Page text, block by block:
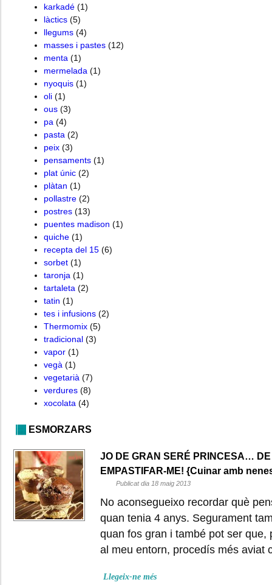
karkadé (1)
làctics (5)
llegums (4)
masses i pastes (12)
menta (1)
mermelada (1)
nyoquis (1)
oli (1)
ous (3)
pa (4)
pasta (2)
peix (3)
pensaments (1)
plat únic (2)
plàtan (1)
pollastre (2)
postres (13)
puentes madison (1)
quiche (1)
recepta del 15 (6)
sorbet (1)
taronja (1)
tartaleta (2)
tatin (1)
tes i infusions (2)
Thermomix (5)
tradicional (3)
vapor (1)
vegà (1)
vegetarià (7)
verdures (8)
xocolata (4)
ESMORZARS
JO DE GRAN SERÉ PRINCESA…
EMPASTIFAR-ME! {Cuinar amb
Publicat dia 18 maig 2013
No aconsegueixo recordar què
quan tenia 4 anys. Segurament
quan fos gran i també pot ser que,
al meu entorn, procedís més aviat
Llegeix-ne més